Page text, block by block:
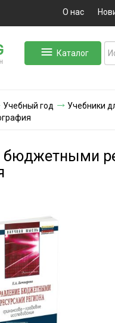
О нас
Каталог
Учебный год Учебники
бюджетными